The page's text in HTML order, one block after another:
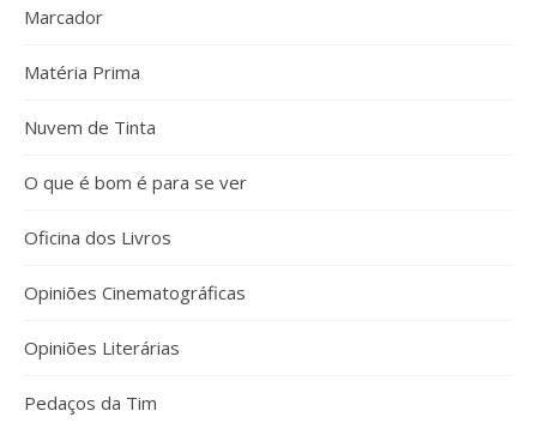
Marcador
Matéria Prima
Nuvem de Tinta
O que é bom é para se ver
Oficina dos Livros
Opiniões Cinematográficas
Opiniões Literárias
Pedaços da Tim